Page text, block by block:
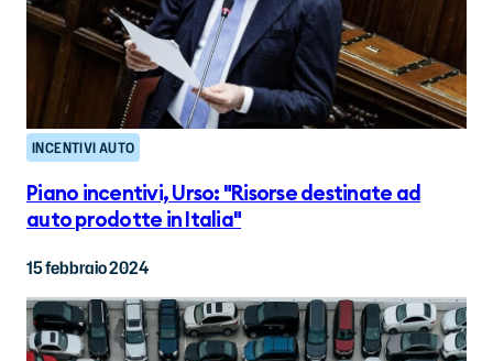
INCENTIVI AUTO
Piano incentivi, Urso: "Risorse destinate ad
auto prodotte in Italia"
15 febbraio 2024